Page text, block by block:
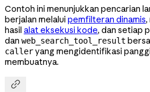
Contoh ini menunjukkan pencarian
berjalan melalui pemfilteran dinamis,
hasil alat eksekusi kode, dan setiap
dan web_search_tool_result
calleryang mengidentifikasi
membuatnya.
